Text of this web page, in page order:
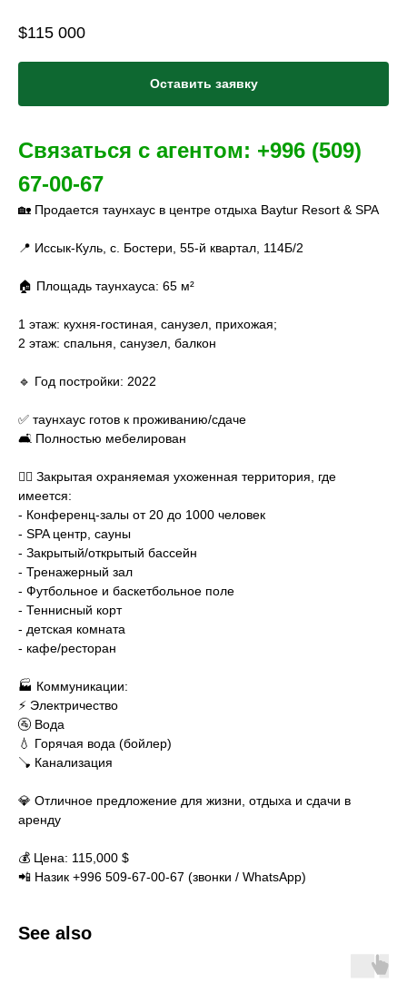
$115 000
Оставить заявку
Связаться с агентом: +996 (509)
67-00-67
🏡 Продается таунхаус в центре отдыха Baytur Resort & SPA
📍 Иссык-Куль, с. Бостери, 55-й квартал, 114Б/2
🏠 Площадь таунхауса: 65 м²
1 этаж: кухня-гостиная, санузел, прихожая;
2 этаж: спальня, санузел, балкон
🔹 Год постройки: 2022
✅ таунхаус готов к проживанию/сдаче
🛋️ Полностью мебелирован
👮‍♂️ Закрытая охраняемая ухоженная территория, где
имеется:
- Конференц-залы от 20 до 1000 человек
- SPA центр, сауны
- Закрытый/открытый бассейн
- Тренажерный зал
- Футбольное и баскетбольное поле
- Теннисный корт
- детская комната
- кафе/ресторан
🏭 Коммуникации:
⚡ Электричество
🚰 Вода
💧 Горячая вода (бойлер)
🪠 Канализация
💎 Отличное предложение для жизни, отдыха и сдачи в
аренду
💰 Цена: 115,000 $
📲 Назик +996 509-67-00-67 (звонки / WhatsApp)
See also